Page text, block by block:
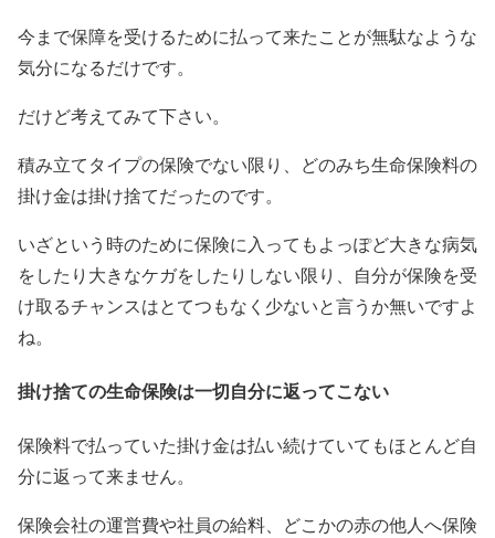
今まで保障を受けるために払って来たことが無駄なような
気分になるだけです。
だけど考えてみて下さい。
積み立てタイプの保険でない限り、どのみち生命保険料の
掛け金は掛け捨てだったのです。
いざという時のために保険に入ってもよっぽど大きな病気
をしたり大きなケガをしたりしない限り、自分が保険を受
け取るチャンスはとてつもなく少ないと言うか無いですよ
ね。
掛け捨ての生命保険は一切自分に返ってこない
保険料で払っていた掛け金は払い続けていてもほとんど自
分に返って来ません。
保険会社の運営費や社員の給料、どこかの赤の他人へ保険